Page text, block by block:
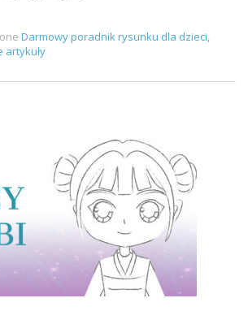
Darmowy poradnik rysunku dla dzieci,
artykuły